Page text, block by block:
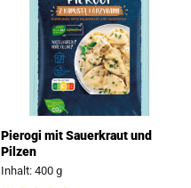
Pierogi mit Sauerkraut und
Pilzen
Inhalt: 400 g